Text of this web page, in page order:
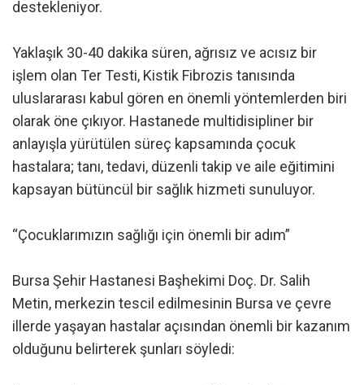
destekleniyor.
Yaklaşık 30-40 dakika süren, ağrısız ve acısız bir
işlem olan Ter Testi, Kistik Fibrozis tanısında
uluslararası kabul gören en önemli yöntemlerden biri
olarak öne çıkıyor. Hastanede multidisipliner bir
anlayışla yürütülen süreç kapsamında çocuk
hastalara; tanı, tedavi, düzenli takip ve aile eğitimini
kapsayan bütüncül bir sağlık hizmeti sunuluyor.
“Çocuklarımızın sağlığı için önemli bir adım”
Bursa Şehir Hastanesi Başhekimi Doç. Dr. Salih
Metin, merkezin tescil edilmesinin Bursa ve çevre
illerde yaşayan hastalar açısından önemli bir kazanım
olduğunu belirterek şunları söyledi: